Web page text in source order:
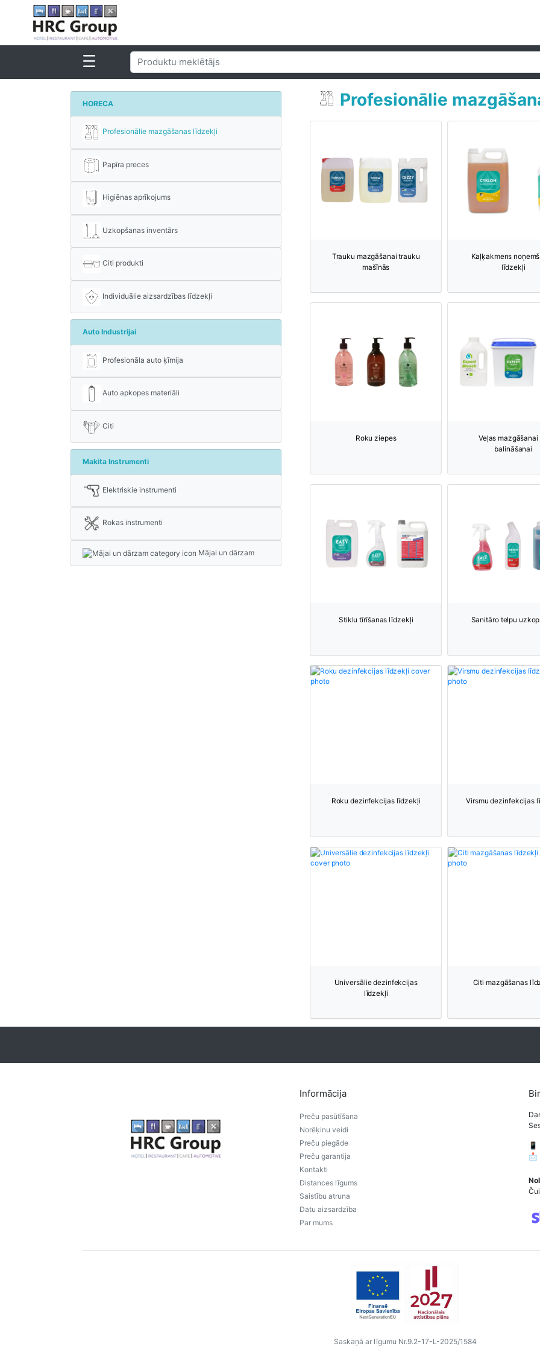
HORECA
Profesionālie mazgāšanas līdzekļi
Papīra preces
Higiēnas aprīkojums
Uzkopšanas inventārs
Citi produkti
Individuālie aizsardzības līdzekļi
Auto Industrijai
Profesionāla auto ķīmija
Auto apkopes materiāli
Citi
Makita Instrumenti
Elektriskie instrumenti
Rokas instrumenti
Mājai un dārzam
Profesionālie
Trauku mazgāšanai trauku
mašīnās
Kaļķakmens
līdzekļi
Roku ziepes Veļas mazgāšanai
balināšanai
Stiklu tīrīšanas līdzekļi Sanitāro telpu
Roku dezinfekcijas līdzekļi Virsmu dezinfekcijas
Universālie dezinfekcijas
līdzekļi
Citi mazgāšanas
Informācija
Preču pasūtīšana
Norēķinu veidi
Preču piegāde
Preču garantija
Kontakti
Distances līgums
Saistību atruna
Datu aizsardzība
Par mums
📱
📩
Saskaņā ar līgumu Nr.9.2-17-L-2025/1584